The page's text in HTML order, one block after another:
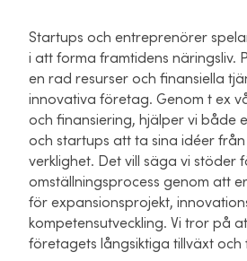
Startups och entreprenörer
i att forma framtidens näringsliv.
en rad resurser och finansiella
innovativa företag. Genom t ex
och finansiering, hjälper vi både
och startups att ta sina idéer från
verklighet. Det vill säga vi stöder
omställningsprocess genom att
för expansionsprojekt,
kompetensutveckling. Vi tror på
företagets långsiktiga tillväxt och